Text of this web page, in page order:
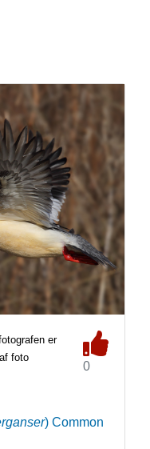
er
foto
0
) Common